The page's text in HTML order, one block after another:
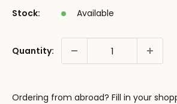
Stock: Available
Quantity:
Ordering from abroad? Fill in your